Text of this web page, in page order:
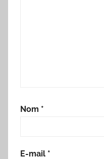
Nom *
E-mail *